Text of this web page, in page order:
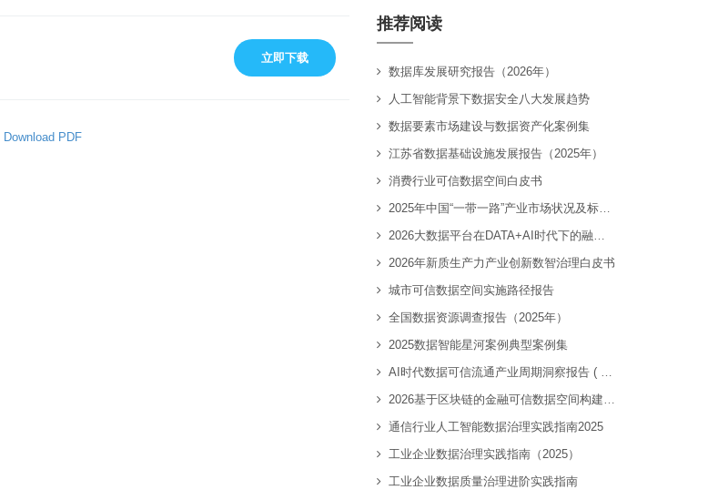
立即下载
Download PDF
推荐阅读
数据库发展研究报告（2026年）
人工智能背景下数据安全八大发展趋势
数据要素市场建设与数据资产化案例集
江苏省数据基础设施发展报告（2025年）
消费行业可信数据空间白皮书
2025年中国“一带一路”产业市场状况及标杆企业经营数据分析报告
2026大数据平台在DATA+AI时代下的融合创新报告
2026年新质生产力产业创新数智治理白皮书
城市可信数据空间实施路径报告
全国数据资源调查报告（2025年）
2025数据智能星河案例典型案例集
AI时代数据可信流通产业周期洞察报告 ( 2026 )
2026基于区块链的金融可信数据空间构建技术研究报告
通信行业人工智能数据治理实践指南2025
工业企业数据治理实践指南（2025）
工业企业数据质量治理进阶实践指南